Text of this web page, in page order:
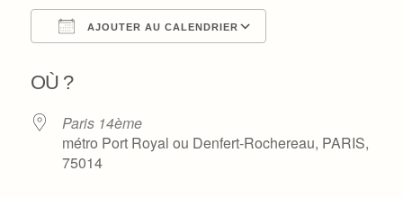
AJOUTER AU CALENDRIER
OÙ ?
Paris 14ème
métro Port Royal ou Denfert-Rochereau, PARIS,
75014